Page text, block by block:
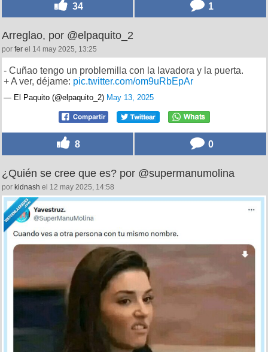
34 1
Arreglao, por @elpaquito_2
por fer el 14 may 2025, 13:25
- Cuñao tengo un problemilla con la lavadora y la puerta.
+ A ver, déjame: pic.twitter.com/om9uRbEpAr
— El Paquito (@elpaquito_2) May 13, 2025
8 0
¿Quién se cree que es? por @supermanumolina
por kidnash el 12 may 2025, 14:58